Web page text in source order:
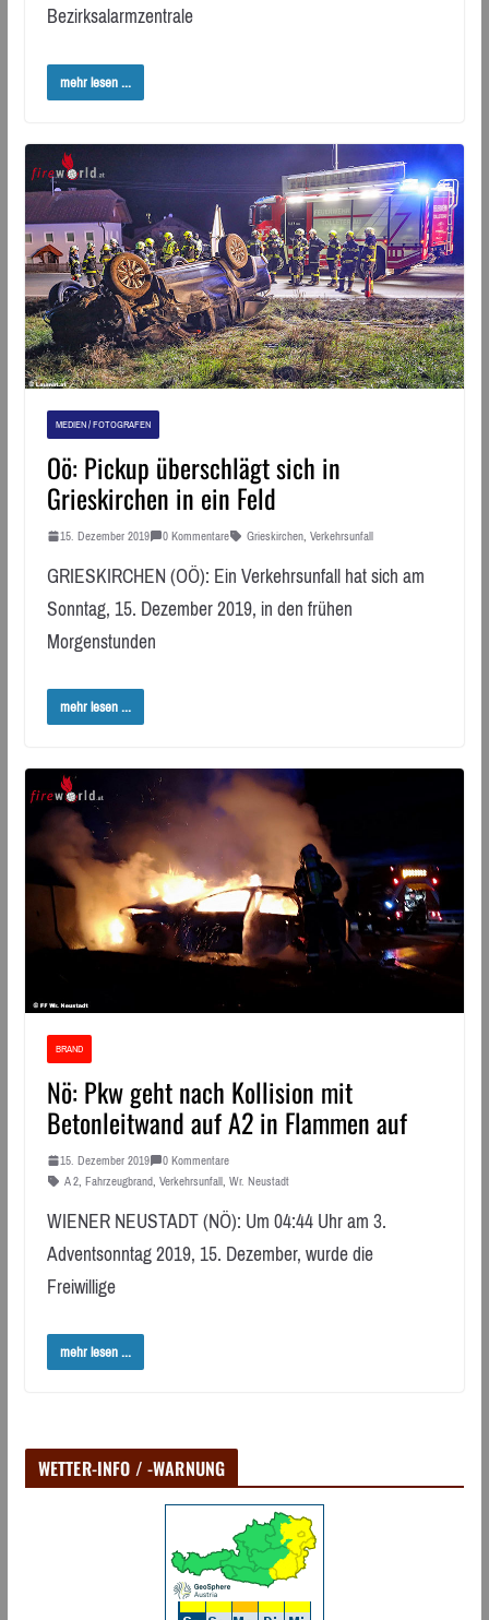
Bezirksalarmzentrale
mehr lesen ...
MEDIEN / FOTOGRAFEN
Oö: Pickup überschlägt sich in
Grieskirchen in ein Feld
15. Dezember 2019 0 Kommentare Grieskirchen, Verkehrsunfall
GRIESKIRCHEN (OÖ): Ein Verkehrsunfall hat sich am
Sonntag, 15. Dezember 2019, in den frühen
Morgenstunden
mehr lesen ...
BRAND
Nö: Pkw geht nach Kollision mit
Betonleitwand auf A2 in Flammen auf
15. Dezember 2019
0 Kommentare
A 2, Fahrzeugbrand, Verkehrsunfall, Wr. Neustadt
WIENER NEUSTADT (NÖ): Um 04:44 Uhr am 3.
Adventsonntag 2019, 15. Dezember, wurde die
Freiwillige
mehr lesen ...
WETTER-INFO / -WARNUNG